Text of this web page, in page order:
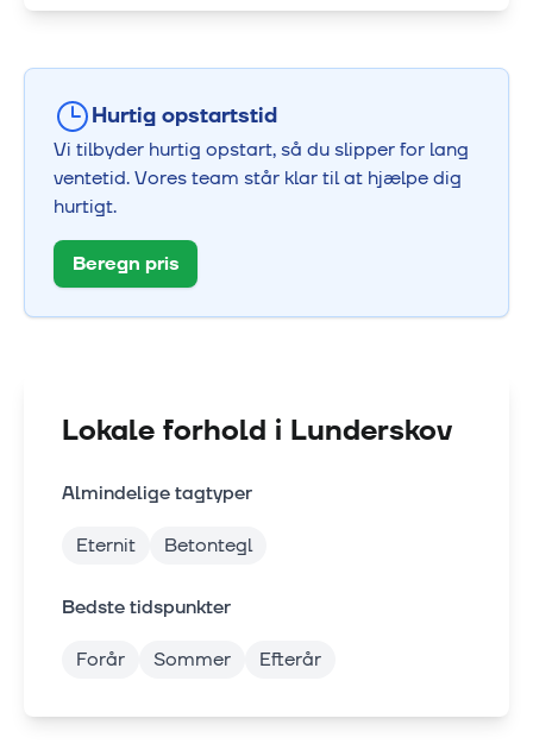
Hurtig opstartstid
Vi tilbyder hurtig opstart, så du slipper for lang
ventetid. Vores team står klar til at hjælpe dig
hurtigt.
Beregn pris
Lokale forhold i Lunderskov
Almindelige tagtyper
Eternit
Betontegl
Bedste tidspunkter
Forår
Sommer Efterår